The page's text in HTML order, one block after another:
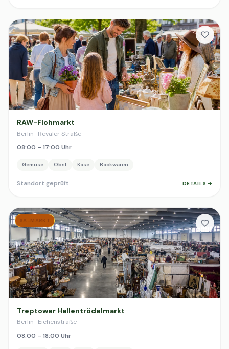
RAW-Flohmarkt
Berlin · Revaler Straße
08:00 – 17:00 Uhr
Gemüse Obst Käse Backwaren
Standort geprüft DETAILS ➔
SA-MARKT
Treptower Hallentrödelmarkt
Berlin · Eichenstraße
08:00 – 18:00 Uhr